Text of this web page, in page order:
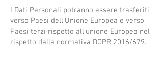
I Dati Personali potranno essere trasferiti
verso Paesi dell'Unione Europea e verso
Paesi terzi rispetto all'unione Europea nel
rispetto dalla normativa DGPR 2016/679.